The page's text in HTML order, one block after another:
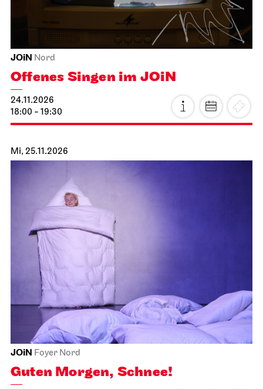
JOiN Nord
Offenes Singen im JOiN
24.11.2026
18:00 - 19:30
Mi, 25.11.2026
JOiN Foyer Nord
Guten Morgen, Schnee!